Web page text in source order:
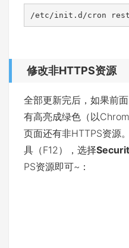
/etc/init.d/cron
修改非HTTPS资源
全部更新完后，如果前
有高亮成绿色（以
页面还有非HTTPS资源
具（F12），选择
PS资源即可~：